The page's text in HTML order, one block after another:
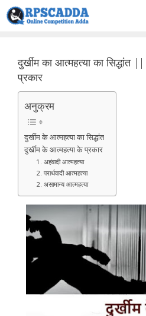
Skip
to
दुर्खीम का आत्महत्या का सिद्धांत
प्रकार
अनुक्रम
दुर्खीम के आत्महत्या का सिद्धांत
दुर्खीम के आत्महत्या के प्रकार
1. अहंवादी आत्महत्या
2. परार्थवादी आत्महत्या
2. असामान्य आत्महत्या